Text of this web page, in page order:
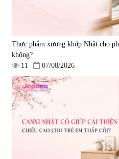
Tẩy tế bào chết Nichiei Bussan
Nano NMN+ Peeling Gel
Luxury 200g
1.490.000 đ
Thực phẩm xương khớp Nhật cho
không?
11
07/08/2026